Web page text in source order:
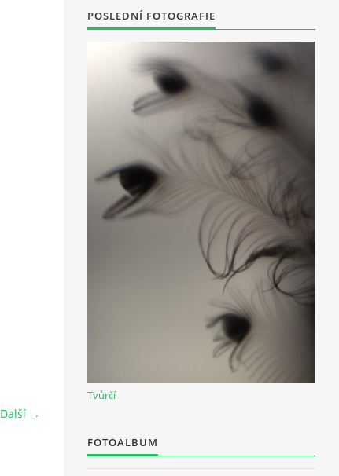
Další →
POSLEDNÍ FOTOGRAFIE
Tvůrčí
FOTOALBUM